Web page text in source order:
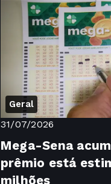
Geral
31/07/2026
Mega-Sena
prêmio está
milhões